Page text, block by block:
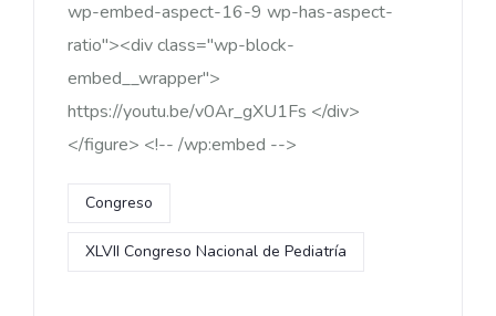
wp-embed-aspect-16-9 wp-has-aspect-
ratio"><div class="wp-block-
embed__wrapper">
https://youtu.be/v0Ar_gXU1Fs </div>
</figure> <!-- /wp:embed -->
Congreso
XLVII Congreso Nacional de Pediatría